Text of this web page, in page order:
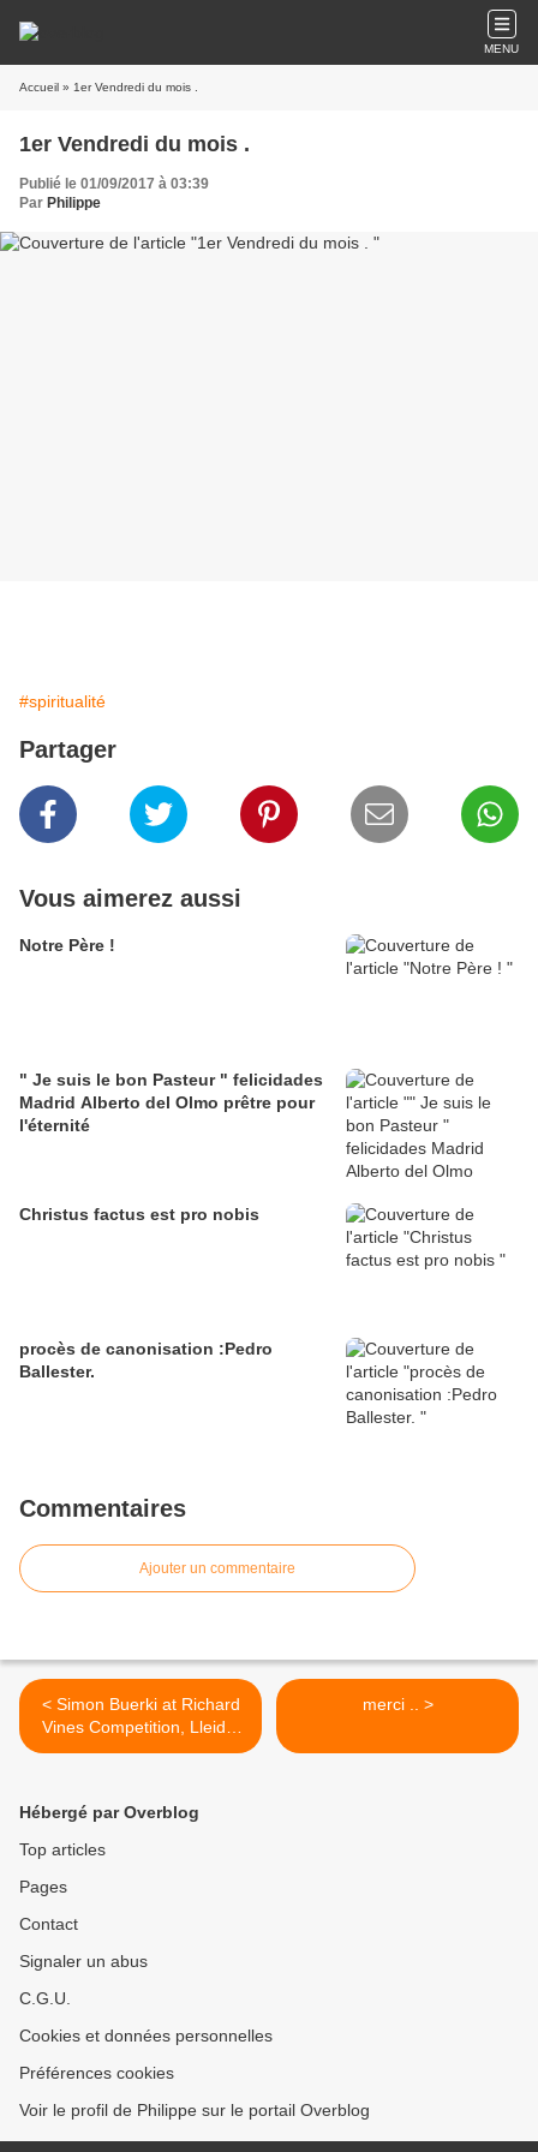
MENU
Accueil » 1er Vendredi du mois .
1er Vendredi du mois .
Publié le 01/09/2017 à 03:39
Par Philippe
#spiritualité
Partager
Vous aimerez aussi
Notre Père !
" Je suis le bon Pasteur " felicidades
Madrid Alberto del Olmo prêtre pour
l'éternité
Christus factus est pro nobis
procès de canonisation :Pedro
Ballester.
Commentaires
Ajouter un commentaire
< Simon Buerki at Richard
Vines Competition, Lleida,
Spain
merci .. >
Hébergé par Overblog
Top articles
Pages
Contact
Signaler un abus
C.G.U.
Cookies et données personnelles
Préférences cookies
Voir le profil de Philippe sur le portail Overblog